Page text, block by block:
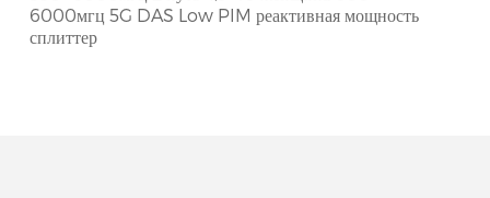
6000мгц 5G DAS Low PIM реактивная мощность
сплиттер